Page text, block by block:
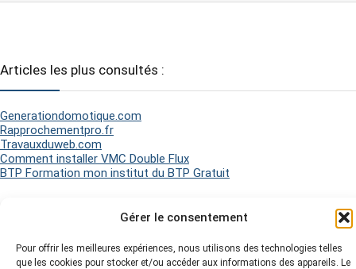
Gérer le consentement
Pour offrir les meilleures expériences, nous utilisons des technologies telles
que les cookies pour stocker et/ou accéder aux informations des appareils. Le
Articles les plus consultés :
Generationdomotique.com
Rapprochementpro.fr
Travauxduweb.com
Comment installer VMC Double Flux
BTP Formation mon institut du BTP Gratuit